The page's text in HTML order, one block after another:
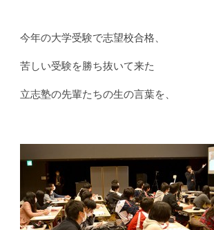
今年の大学受験で志望校合格、
苦しい受験を勝ち抜いて来た
立志塾の先輩たちの生の言葉を、